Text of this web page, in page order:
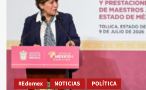
#Edomex NOTICIAS POLÍTICA